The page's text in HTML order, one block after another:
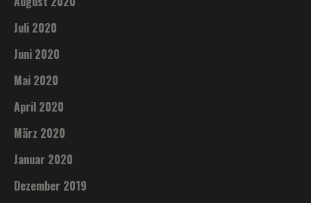
Juli 2020
Juni 2020
Mai 2020
April 2020
März 2020
Januar 2020
Dezember 2019